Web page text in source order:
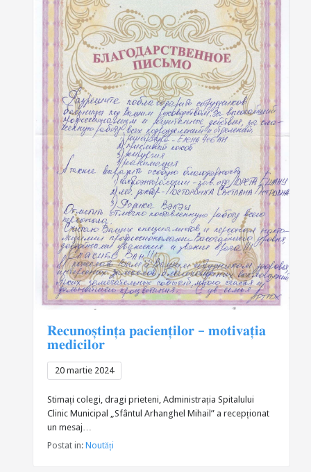
𝐑𝐞𝐜𝐮𝐧𝐨𝐬̦𝐭𝐢𝐧𝐭̦𝐚 𝐩𝐚𝐜𝐢𝐞𝐧𝐭̦𝐢𝐥𝐨𝐫 – 𝐦𝐨𝐭𝐢𝐯𝐚𝐭̦𝐢𝐚
𝐦𝐞𝐝𝐢𝐜𝐢𝐥𝐨𝐫
20 martie 2024
Stimați colegi, dragi prieteni, Administrația Spitalului
Clinic Municipal „Sfântul Arhanghel Mihail” a recepționat
un mesaj…
Postat in: Noutăți